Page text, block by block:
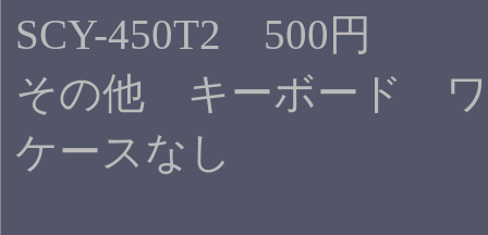
SCY-450T2 500円
その他 キーボード ワ
ケースなし